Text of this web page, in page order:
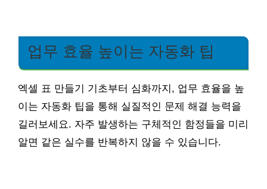
업무 효율 높이는 자동화 팁
엑셀 표 만들기 기초부터 심화까지, 업무 효율을 높
이는 자동화 팁을 통해 실질적인 문제 해결 능력을
길러보세요. 자주 발생하는 구체적인 함정들을 미리
알면 같은 실수를 반복하지 않을 수 있습니다.